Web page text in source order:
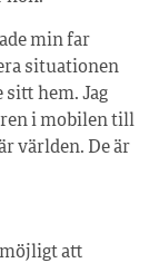
min far
situationen
hem. Jag
i mobilen till
världen. De är
att